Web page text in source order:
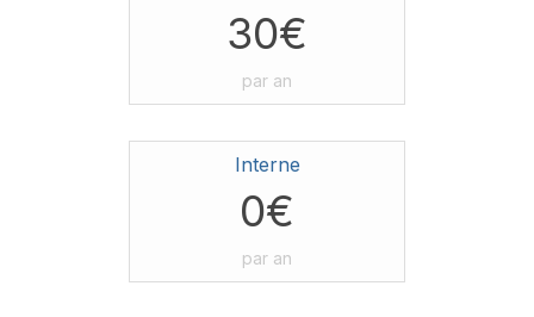
30€
par an
Interne
0€
par an